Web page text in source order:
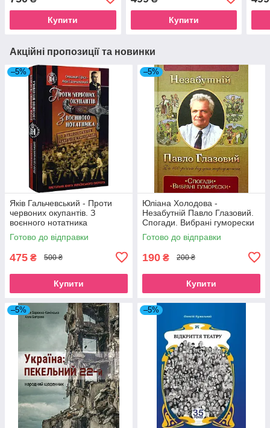
Купити Купити
Акційні пропозиції та новинки
–5%
Яків Гальчевський - Проти
червоних окупантів. З
воєнного нотатника
Готово до відправки
475 ₴ 500 ₴
Купити
–5%
Юліана Холодова -
Незабутній Павло Глазовий.
Спогади. Вибрані гуморески
Готово до відправки
190 ₴ 200 ₴
Купити
–5% –5%